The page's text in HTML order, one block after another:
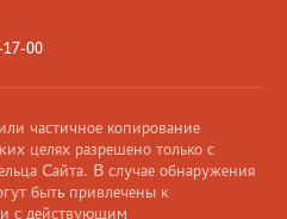
00
частичное копирование
целях разрешено только с
Сайта. В случае обнаружения
быть привлечены к
с действующим